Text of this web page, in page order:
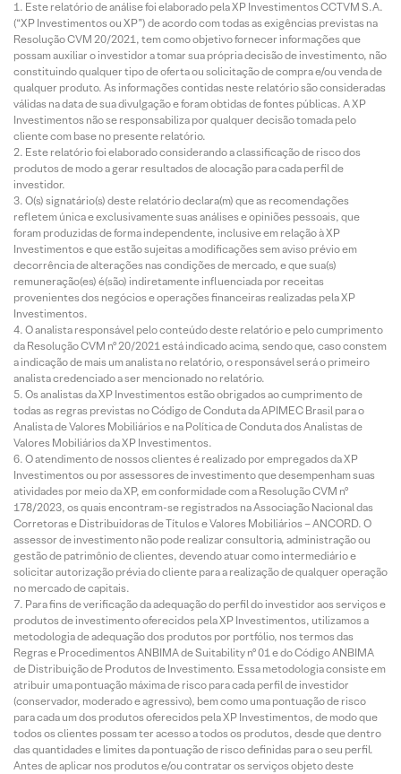
Este relatório de análise foi elaborado pela XP Investimentos CCTVM S.A.
(“XP Investimentos ou XP”) de acordo com todas as exigências previstas na
Resolução CVM 20/2021, tem como objetivo fornecer informações que
possam auxiliar o investidor a tomar sua própria decisão de investimento, não
constituindo qualquer tipo de oferta ou solicitação de compra e/ou venda de
qualquer produto. As informações contidas neste relatório são consideradas
válidas na data de sua divulgação e foram obtidas de fontes públicas. A XP
Investimentos não se responsabiliza por qualquer decisão tomada pelo
cliente com base no presente relatório.
Este relatório foi elaborado considerando a classificação de risco dos
produtos de modo a gerar resultados de alocação para cada perfil de
investidor.
O(s) signatário(s) deste relatório declara(m) que as recomendações
refletem única e exclusivamente suas análises e opiniões pessoais, que
foram produzidas de forma independente, inclusive em relação à XP
Investimentos e que estão sujeitas a modificações sem aviso prévio em
decorrência de alterações nas condições de mercado, e que sua(s)
remuneração(es) é(são) indiretamente influenciada por receitas
provenientes dos negócios e operações financeiras realizadas pela XP
Investimentos.
O analista responsável pelo conteúdo deste relatório e pelo cumprimento
da Resolução CVM nº 20/2021 está indicado acima, sendo que, caso constem
a indicação de mais um analista no relatório, o responsável será o primeiro
analista credenciado a ser mencionado no relatório.
Os analistas da XP Investimentos estão obrigados ao cumprimento de
todas as regras previstas no Código de Conduta da APIMEC Brasil para o
Analista de Valores Mobiliários e na Política de Conduta dos Analistas de
Valores Mobiliários da XP Investimentos.
O atendimento de nossos clientes é realizado por empregados da XP
Investimentos ou por assessores de investimento que desempenham suas
atividades por meio da XP, em conformidade com a Resolução CVM nº
178/2023, os quais encontram-se registrados na Associação Nacional das
Corretoras e Distribuidoras de Títulos e Valores Mobiliários – ANCORD. O
assessor de investimento não pode realizar consultoria, administração ou
gestão de patrimônio de clientes, devendo atuar como intermediário e
solicitar autorização prévia do cliente para a realização de qualquer operação
no mercado de capitais.
Para fins de verificação da adequação do perfil do investidor aos serviços e
produtos de investimento oferecidos pela XP Investimentos, utilizamos a
metodologia de adequação dos produtos por portfólio, nos termos das
Regras e Procedimentos ANBIMA de Suitability nº 01 e do Código ANBIMA
de Distribuição de Produtos de Investimento. Essa metodologia consiste em
atribuir uma pontuação máxima de risco para cada perfil de investidor
(conservador, moderado e agressivo), bem como uma pontuação de risco
para cada um dos produtos oferecidos pela XP Investimentos, de modo que
todos os clientes possam ter acesso a todos os produtos, desde que dentro
das quantidades e limites da pontuação de risco definidas para o seu perfil.
Antes de aplicar nos produtos e/ou contratar os serviços objeto deste